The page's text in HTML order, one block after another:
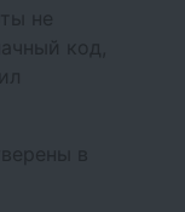
не
код,
в